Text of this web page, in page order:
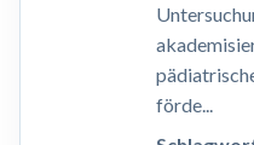
förde...